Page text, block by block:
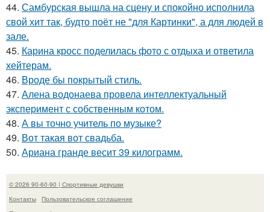
44. Самбурская вышла на сцену и спокойно исполнила
свой хит так, будто поёт не "для Картинки", а для людей в
зале.
45. Карина кросс поделилась фото с отдыха и ответила
хейтерам.
46. Вроде бы покрытый стиль.
47. Алена водонаева провела интеллектуальный
эксперимент с собственным котом.
48. А вы точно учитель по музыке?
49. Вот такая вот свадьба.
50. Ариана гранде весит 39 килограмм.
© 2026 90-60-90 | Спортивные девушки
Контакты
Пользовательское соглашение